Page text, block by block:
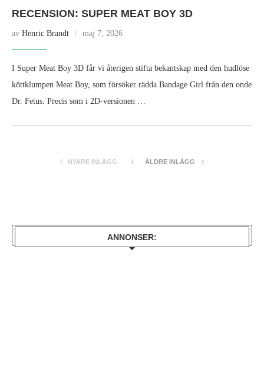
RECENSION: SUPER MEAT BOY 3D
av Henric Brandt maj 7, 2026
I Super Meat Boy 3D får vi återigen stifta bekantskap med den hudlöse
köttklumpen Meat Boy, som försöker rädda Bandage Girl från den onde
Dr. Fetus. Precis som i 2D‑versionen …
NYARE INLÄGG ÄLDRE INLÄGG
ANNONSER: